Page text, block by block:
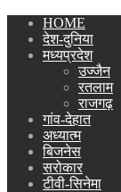
HOME
देश-दुनिया
मध्यप्रदेश
उज्जैन
रतलाम
राजगढ़
गांव-देहात
अध्यात्म
बिजनेस
सरोकार
टीवी-सिनेमा